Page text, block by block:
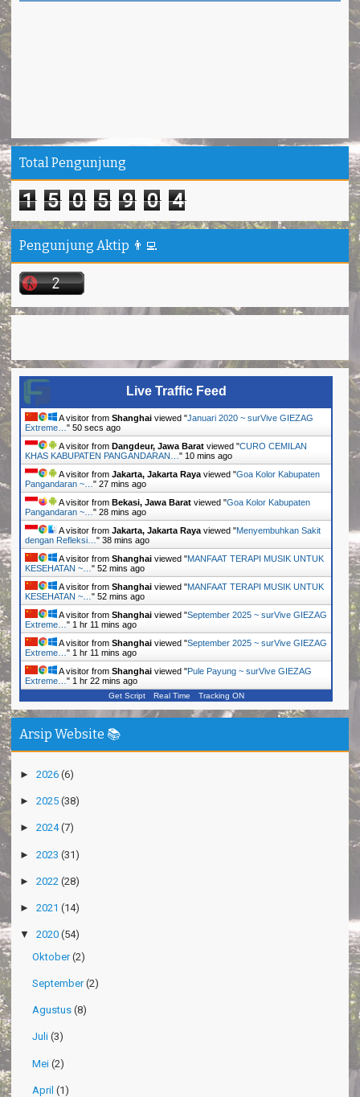
Total Pengunjung
1 5 0 5 9 0 4
Pengunjung Aktip 👨‍💻
Live Traffic Feed
A visitor from Shanghai viewed "Januari 2020 ~ surVive GIEZAG
Extreme… " 52 secs ago
A visitor from Dangdeur, Jawa Barat viewed "CURO CEMILAN
KHAS KABUPATEN PANGANDARAN… " 10 mins ago
A visitor from Jakarta, Jakarta Raya viewed "Goa Kolor Kabupaten
Pangandaran ~… " 27 mins ago
A visitor from Bekasi, Jawa Barat viewed "Goa Kolor Kabupaten
Pangandaran ~… " 28 mins ago
A visitor from Jakarta, Jakarta Raya viewed "Menyembuhkan Sakit
dengan Refleksi… " 38 mins ago
A visitor from Shanghai viewed "MANFAAT TERAPI MUSIK UNTUK
KESEHATAN ~… " 52 mins ago
A visitor from Shanghai viewed "MANFAAT TERAPI MUSIK UNTUK
KESEHATAN ~… " 52 mins ago
A visitor from Shanghai viewed "September 2025 ~ surVive GIEZAG
Extreme… " 1 hr 11 mins ago
A visitor from Shanghai viewed "September 2025 ~ surVive GIEZAG
Extreme… " 1 hr 11 mins ago
A visitor from Shanghai viewed "Pule Payung ~ surVive GIEZAG
Extreme… " 1 hr 22 mins ago
Get Script Real Time Tracking ON
Arsip Website 📚
► 2026 (6)
► 2025 (38)
► 2024(7)
► 2023 (31)
► 2022 (28)
► 2021 (14)
▼ 2020 (54)
Oktober(2)
September(2)
Agustus (8)
Juli (3)
Mei (2)
April (1)